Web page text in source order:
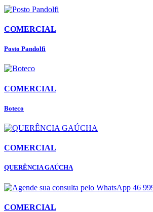
COMERCIAL
Posto Pandolfi
COMERCIAL
Boteco
COMERCIAL
QUERÊNCIA GAÚCHA
COMERCIAL